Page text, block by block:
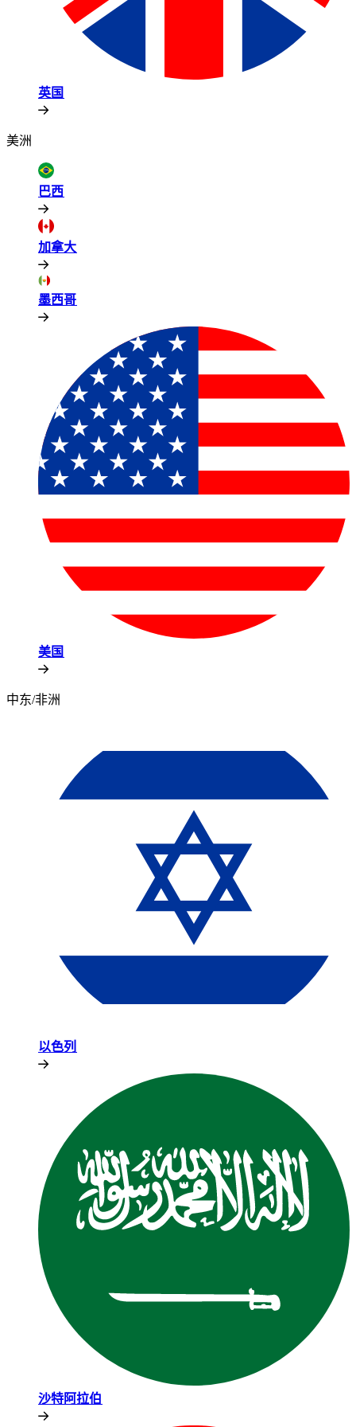
英国​​
美洲​​
巴西​​
加拿大​​
墨西哥​​
美国​​
中东/非洲​​
以色列​​
沙特阿拉伯​​